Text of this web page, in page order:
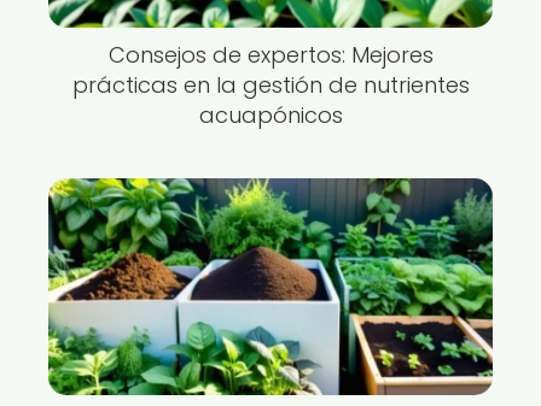
Consejos de expertos: Mejores
prácticas en la gestión de nutrientes
acuapónicos